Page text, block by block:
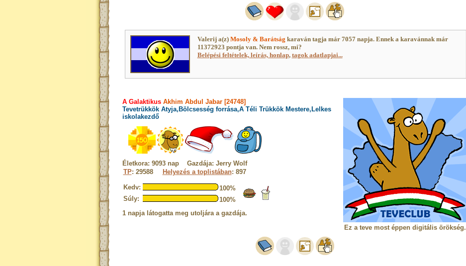
Valerij a(z) Mosoly & Barátság karaván tagja már 7057 napja. Ennek a karavánnak már
11372923 pontja van. Nem rossz, mi?
Belépési feltételek, leírás, honlap, tagok adatlapjai...
A GalaktikusAkhim Abdul Jabar [24748]
Tevetrükkök Atyja,Bölcsesség forrása,A Téli Trükkök Mestere,Lelkes
iskolakezdő
Életkora: 9093 nap Gazdája: Jerry Wolf
TP: 29588 Helyezés a toplistában: 897
Kedv:
100%
Súly:
100%
1 napja látogatta meg utoljára a gazdája.
Ez a teve most éppen digitális örökség.